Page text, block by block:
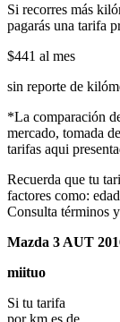
Si recorres más
pagarás una tarifa
$441 al mes
sin reporte de
*La comparación
mercado, tomada
tarifas aqui
Recuerda que tu
factores como:
Consulta términos
Mazda 3 AUT
miituo
Si tu tarifa
por km es de